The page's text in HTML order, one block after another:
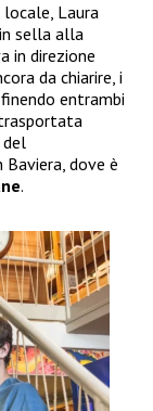
Laura
sella alla
in direzione
da chiarire, i
entrambi
del
dove è
.